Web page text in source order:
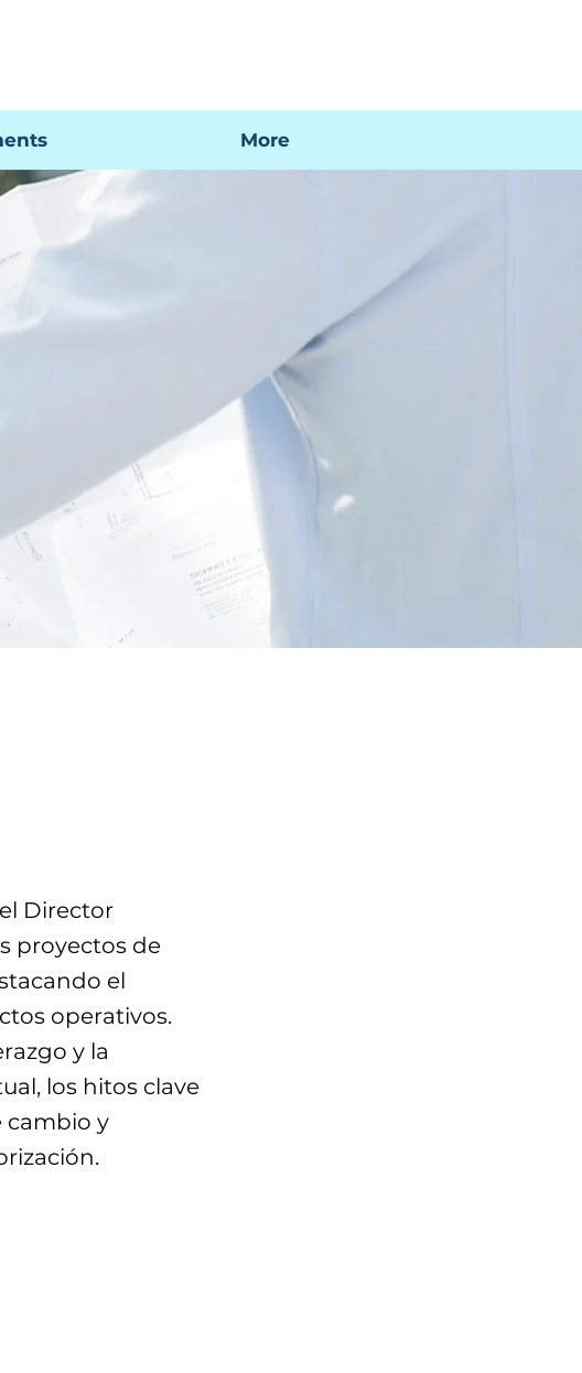
More
Director
proyectos de
el
operativos.
y la
los hitos clave
cambio y